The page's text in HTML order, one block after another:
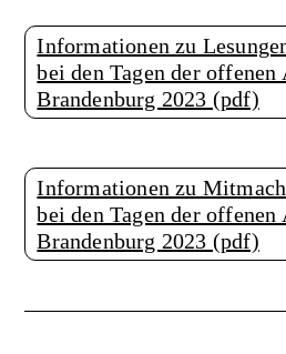
Informationen zu
bei den Tagen der offenen
Brandenburg 2023 (pdf)
Informationen zu
bei den Tagen der offenen
Brandenburg 2023 (pdf)